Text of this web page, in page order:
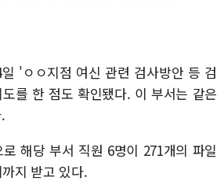
'ㅇㅇ지점 여신 관련 검사방안 등 검
를 한 점도 확인됐다. 이 부서는 같은
해당 부서 직원 6명이 271개의 파일
지 받고 있다.